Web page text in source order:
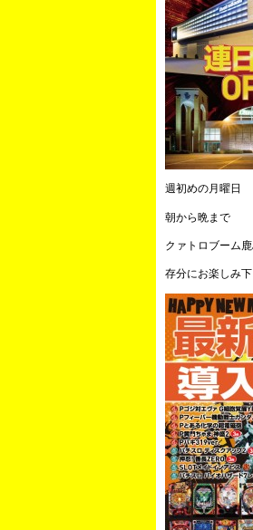
週初めの月曜日
朝から晩まで
クァトロブーム
存分にお楽しみ下